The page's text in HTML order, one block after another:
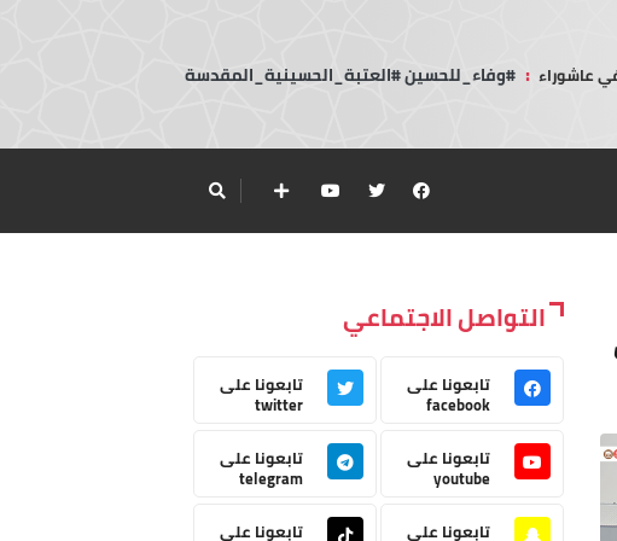
عاشوراء : #وفاء_للحسين #العتبة_الحسينية_المقدسة
التواصل الاجتماعي
تابعونا على
facebook
تابعونا على
twitter
تابعونا على
youtube
تابعونا على
telegram
تابعونا على
تابعونا على